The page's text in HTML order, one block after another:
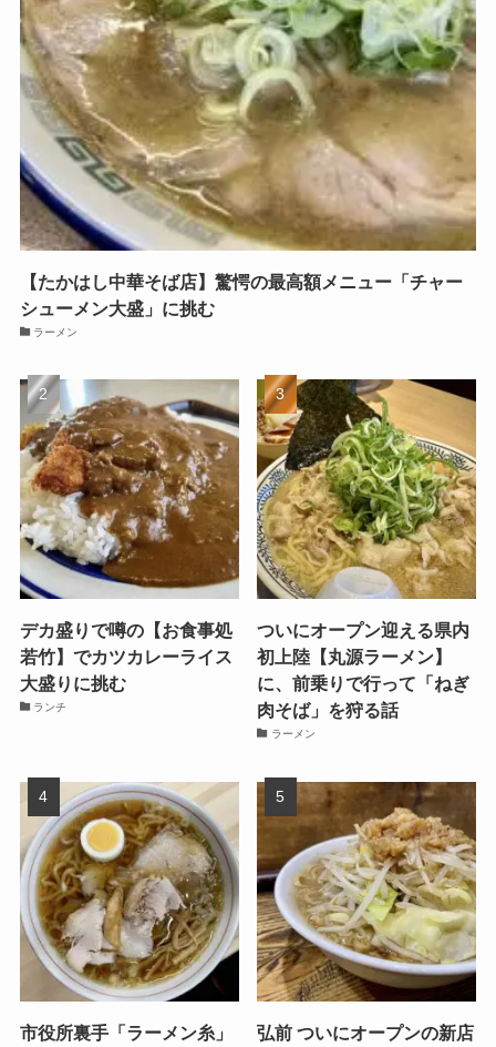
【たかはし中華そば店】驚愕の最高額メニュー「チャー
シューメン大盛」に挑む
ラーメン
デカ盛りで噂の【お食事処
若竹】でカツカレーライス
大盛りに挑む
ランチ
ついにオープン迎える県内
初上陸【丸源ラーメン】
に、前乗りで行って「ねぎ
肉そば」を狩る話
ラーメン
市役所裏手「ラーメン糸」
弘前 ついにオープンの新店